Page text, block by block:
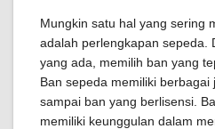
Mungkin satu hal yang sering
adalah perlengkapan sepeda.
yang ada, memilih ban yang
Ban sepeda memiliki
sampai ban yang berlisensi.
memiliki keunggulan dalam